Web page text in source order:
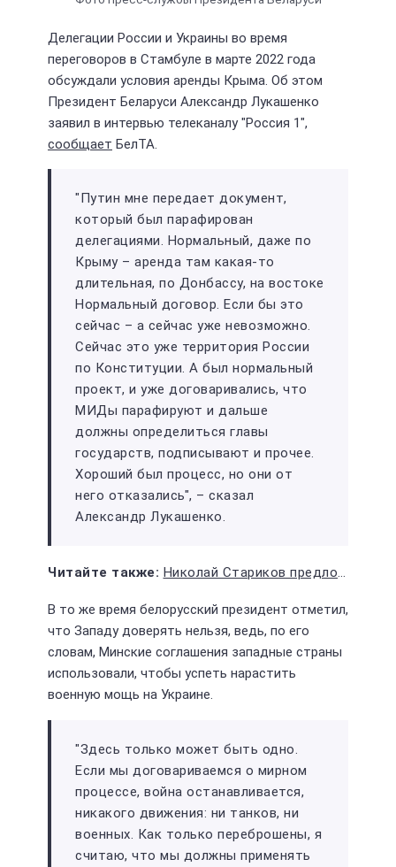
Делегации России и Украины во время
переговоров в Стамбуле в марте 2022 года
обсуждали условия аренды Крыма. Об этом
Президент Беларуси Александр Лукашенко
заявил в интервью телеканалу "Россия 1",
сообщает БелТА.
"Путин мне передает документ,
который был парафирован
делегациями. Нормальный, даже по
Крыму – аренда там какая-то
длительная, по Донбассу, на востоке
Нормальный договор. Если бы это
сейчас – а сейчас уже невозможно.
Сейчас это уже территория России
по Конституции. А был нормальный
проект, и уже договаривались, что
МИДы парафируют и дальше
должны определиться главы
государств, подписывают и прочее.
Хороший был процесс, но они от
него отказались", – сказал
Александр Лукашенко.
Николай Стариков предложил сделать службу в армии условием для получения гражданства РФ
В то же время белорусский президент отметил,
что Западу доверять нельзя, ведь, по его
словам, Минские соглашения западные страны
использовали, чтобы успеть нарастить
военную мощь на Украине.
"Здесь только может быть одно.
Если мы договариваемся о мирном
процессе, война останавливается,
никакого движения: ни танков, ни
военных. Как только переброшены, я
считаю, что мы должны применять